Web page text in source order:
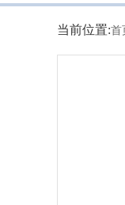
当前位置:首